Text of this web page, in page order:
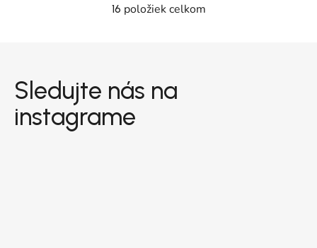
Ovládacie prvky výpisu
16 položiek celkom
Sledujte nás na
instagrame